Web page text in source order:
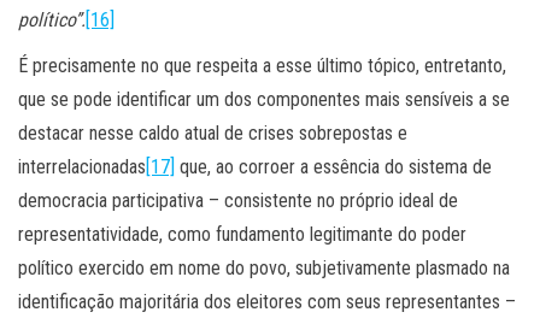
político”.[16]
É precisamente no que respeita a esse último tópico, entretanto,
que se pode identificar um dos componentes mais sensíveis a se
destacar nesse caldo atual de crises sobrepostas e
interrelacionadas[17] que, ao corroer a essência do sistema de
democracia participativa – consistente no próprio ideal de
representatividade, como fundamento legitimante do poder
político exercido em nome do povo, subjetivamente plasmado na
identificação majoritária dos eleitores com seus representantes –